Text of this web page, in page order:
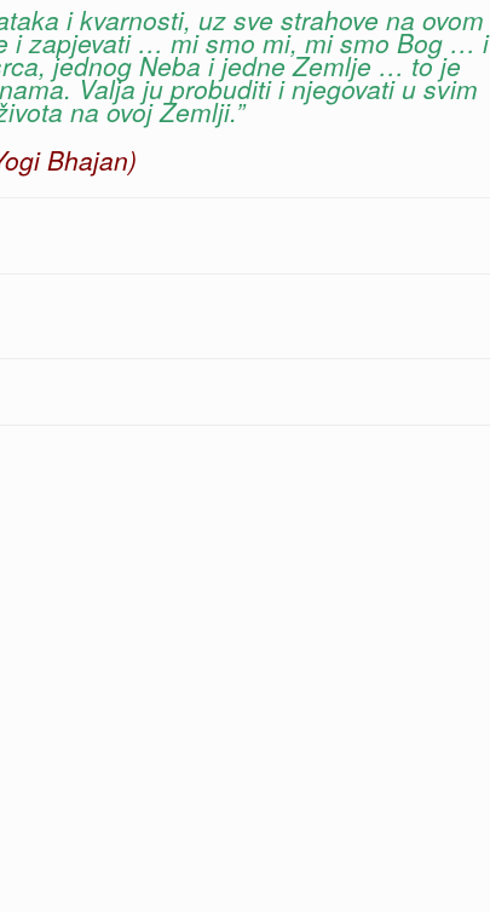
i kvarnosti, uz sve strahove na ovom
i zapjevati … mi smo mi, mi smo Bog … i
jednog Neba i jedne Zemlje … to je
Valja ju probuditi i njegovati u svim
na ovoj Zemlji.”
Bhajan)